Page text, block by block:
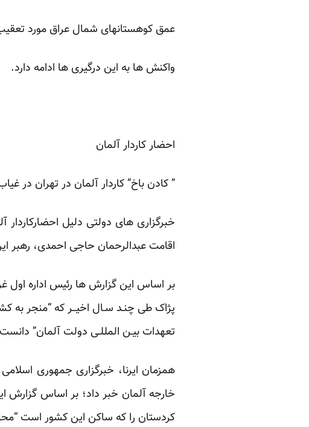
عمق کوهستانهای شمال عراق مورد تعقیب
واکنش ها به این درگیری ها ادامه دارد.
احضار کاردار آلمان
” کادن باخ” کاردار آلمان در تهران در
خبرگزاری های دولتی دلیل
اقامت عبدالرحمان حاجی احمدی، رهبر
بر اساس این گزارش ها رئیس اداره اول
پژاک طی چنـد سـال اخیــر که “منجر
تعهدات بیـن المللـی دولت آلمان” دانست
همزمان ایرنا، خبرگزاری جمهوری
خارجه آلمان خبر داد؛ بر اساس گزارش
کردستان را که ساکن این کشور است